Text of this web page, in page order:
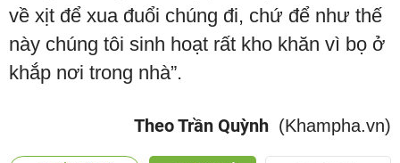
về xịt để xua đuổi chúng đi, chứ để như thế
này chúng tôi sinh hoạt rất kho khăn vì bọ ở
khắp nơi trong nhà”.
Theo Trần Quỳnh (Khampha.vn)